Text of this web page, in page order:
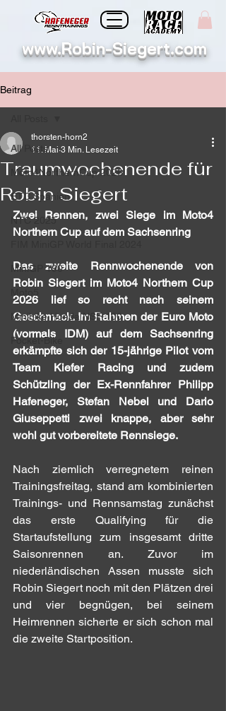
www.Robin-Siegert.com
Beitrag
All Posts
Moto4NorthernCup 2026
ETC Spanien
NTC 2025
MiniGP 190
Moto5
Minibike Honda NSF 100
Pocket-Bike
Traumwochenende für
Robin Siegert
thorsten-horn2
11. Mai 3 Min. Lesezeit
Zwei Rennen, zwei Siege im Moto4
Northern Cup auf dem Sachsenring
Das zweite Rennwochenende von
Robin Siegert im Moto4 Northern Cup
2026 lief so recht nach seinem
Geschmack. Im Rahmen der Euro Moto
(vormals IDM) auf dem Sachsenring
erkämpfte sich der 15-jährige Pilot vom
Team Kiefer Racing und zudem
Schützling der Ex-Rennfahrer Philipp
Hafeneger, Stefan Nebel und Dario
Giuseppetti zwei knappe, aber sehr
wohl gut vorbereitete Rennsiege.
Nach ziemlich verregnetem reinen
Trainingsfreitag, stand am kombinierten
Trainings- und Rennsamstag zunächst
das erste Qualifying für die
Startaufstellung zum insgesamt dritte
Saisonrennen an. Zuvor im
niederländischen Assen musste sich
Robin Siegert noch mit den Plätzen drei
und vier begnügen, bei seinem
Heimrennen sicherte er sich schon mal
die zweite Startposition.